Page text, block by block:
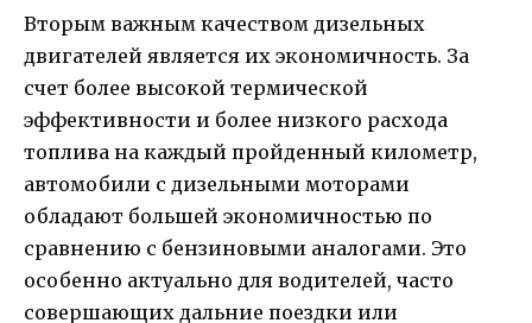
Вторым важным качеством дизельных
двигателей является их экономичность. За
счет более высокой термической
эффективности и более низкого расхода
топлива на каждый пройденный километр,
автомобили с дизельными моторами
обладают большей экономичностью по
сравнению с бензиновыми аналогами. Это
особенно актуально для водителей, часто
совершающих дальние поездки или